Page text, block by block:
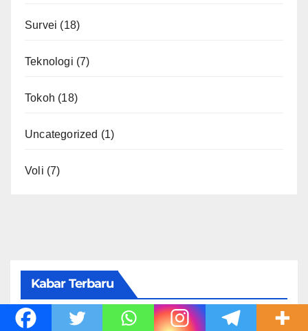
Survei (18)
Teknologi (7)
Tokoh (18)
Uncategorized (1)
Voli (7)
Kabar Terbaru